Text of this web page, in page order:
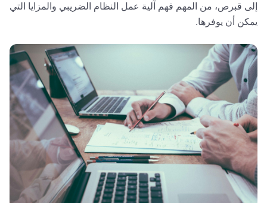
إلى قبرص، من المهم فهم آلية عمل النظام الضريبي والمزايا التي
يمكن أن يوفرها.